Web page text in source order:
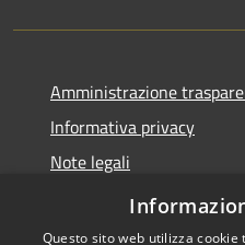
Amministrazione
Informativa privacy
Note legali
Dichiarazione di
Questo sito web utilizza